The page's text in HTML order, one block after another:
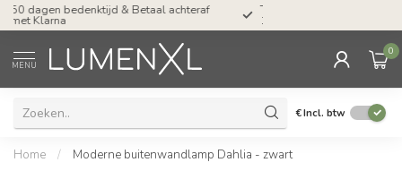
Tel: ma-do tot 23.00, vr tot 21.00, za tot
17.00 uur
MENU
0
€Incl. btw
Home / Moderne buitenwandlamp Dahlia - zwart